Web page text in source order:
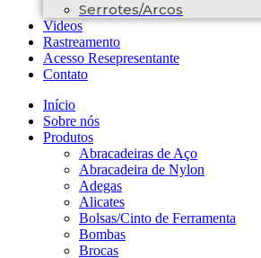
Serrotes/Arcos
Videos
Rastreamento
Acesso Resepresentante
Contato
Início
Sobre nós
Produtos
Abracadeiras de Aço
Abracadeira de Nylon
Adegas
Alicates
Bolsas/Cinto de Ferramenta
Bombas
Brocas